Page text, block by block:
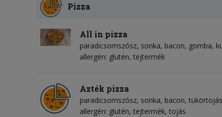
Pizza
All in pizza
paradicsomszósz sonka bacon gomba
allergén: glutén, tejtermék
Azték pizza
paradicsomszósz sonka bacon tükörtojás
allergén: glutén, tejtermék, tojás